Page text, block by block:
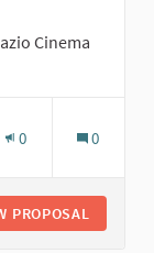
Cinema
0 0
PROPOSAL